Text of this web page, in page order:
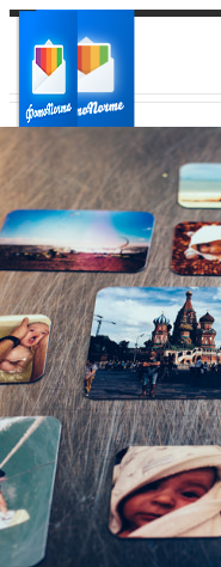
Ваш город:
Ваш регион доставки
Выберите из списка: